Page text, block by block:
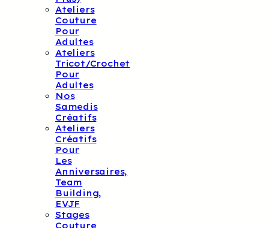
Ateliers
Couture
Pour
Adultes
Ateliers
Tricot/crochet
Pour
Adultes
Nos
Samedis
Créatifs
Ateliers
Créatifs
Pour
Les
Anniversaires,
Team
Building,
EVJF
Stages
Couture